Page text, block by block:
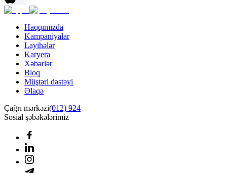
Haqqımızda
Kampaniyalar
Layihələr
Karyera
Xəbərlər
Bloq
Müştəri dəstəyi
Əlaqə
Çağrı mərkəzi(012) 924
Sosial şəbəkələrimiz